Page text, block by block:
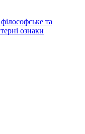
та
ознаки